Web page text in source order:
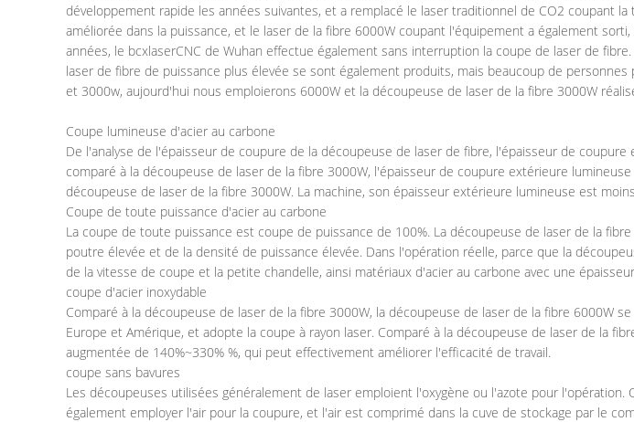
développement rapide les années suivantes, et a remplacé le laser traditionnel de CO2 coupant
améliorée dans la puissance, et le laser de la fibre 6000W coupant l'équipement a également
années, le bcxlaserCNC de Wuhan effectue également sans interruption la coupe de laser de
laser de fibre de puissance plus élevée se sont également produits, mais beaucoup de
et 3000w, aujourd'hui nous emploierons 6000W et la découpeuse de laser de la fibre 3000W
Coupe lumineuse d'acier au carbone
De l'analyse de l'épaisseur de coupure de la découpeuse de laser de fibre, l'épaisseur de
comparé à la découpeuse de laser de la fibre 3000W, l'épaisseur de coupure extérieure
découpeuse de laser de la fibre 3000W. La machine, son épaisseur extérieure lumineuse est
Coupe de toute puissance d'acier au carbone
La coupe de toute puissance est coupe de puissance de 100%. La découpeuse de laser de la
poutre élevée et de la densité de puissance élevée. Dans l'opération réelle, parce que la
de la vitesse de coupe et la petite chandelle, ainsi matériaux d'acier au carbone avec une
coupe d'acier inoxydable
Comparé à la découpeuse de laser de la fibre 3000W, la découpeuse de laser de la fibre 6000W
Europe et Amérique, et adopte la coupe à rayon laser. Comparé à la découpeuse de laser de la
augmentée de 140%~330% %, qui peut effectivement améliorer l'efficacité de travail.
coupe sans bavures
Les découpeuses utilisées généralement de laser emploient l'oxygène ou l'azote pour
également employer l'air pour la coupure, et l'air est comprimé dans la cuve de stockage par le